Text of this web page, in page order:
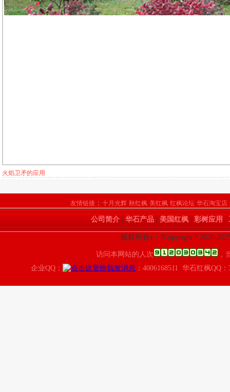
火焰卫矛的应用
友情链接 ： 十月光辉 秋红枫 美红枫 红枫论坛 华石淘宝店
公司简介 华石产品 美国红枫 彩树应用
版权所有x：?Copyright ? 2020-
访问本网站的人次
，
企业QQ：
：4006168511 华石红枫QQ